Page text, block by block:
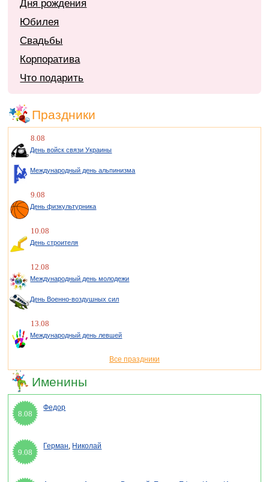
Дня рождения
Юбилея
Свадьбы
Корпоратива
Что подарить
Праздники
8.08
День войск связи Украины
Международный день альпинизма
9.08
День физкультурника
10.08
День строителя
12.08
Международный день молодежи
День Военно-воздушных сил
13.08
Международный день левшей
Все праздники
Именины
8.08
Федор
9.08
Герман, Николай